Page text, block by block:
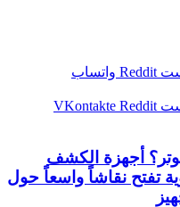
واتساب
أجهزة الكشف
تفتح نقاشاً واسعاً حول